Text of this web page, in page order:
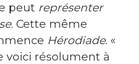
peut représenter
. Cette même
Hérodiade. «
voici résolument à